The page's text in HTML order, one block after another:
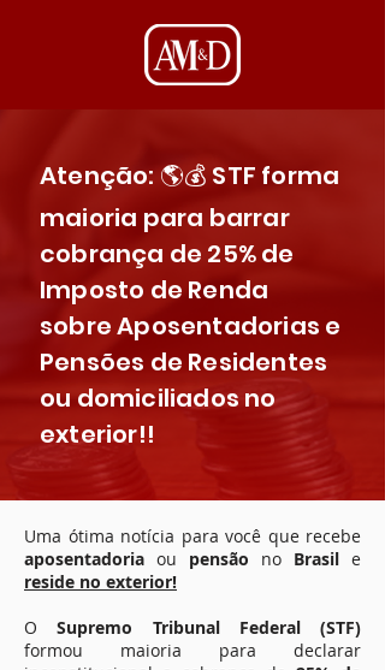
Atenção: 🌎💰 STF forma
maioria para barrar
cobrança de 25% de
Imposto de Renda
sobre Aposentadorias e
Pensões de Residentes
ou domiciliados no
exterior!!
Uma ótima notícia para você que recebe
aposentadoria ou pensão no Brasil e
reside no exterior!
OSupremo Tribunal Federal (STF)
formou maioria para declarar